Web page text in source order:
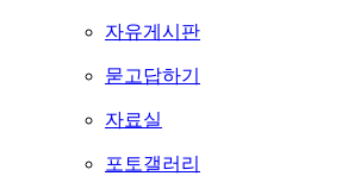
자유게시판
묻고답하기
자료실
포토갤러리